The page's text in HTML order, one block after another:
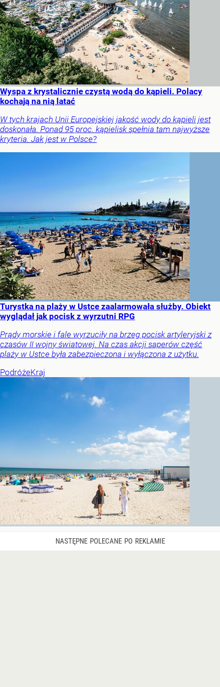
Wyspa z krystalicznie czystą wodą do kąpieli. Polacy
kochają na nią latać
W tych krajach Unii Europejskiej jakość wody do kąpieli jest
doskonała. Ponad 95 proc. kąpielisk spełnia tam najwyższe
kryteria. Jak jest w Polsce?
Turystka na plaży w Ustce zaalarmowała służby. Obiekt
wyglądał jak pocisk z wyrzutni RPG
Prądy morskie i fale wyrzuciły na brzeg pocisk artyleryjski z
czasów II wojny światowej. Na czas akcji saperów część
plaży w Ustce była zabezpieczona i wyłączona z użytku.
PodróżeKraj